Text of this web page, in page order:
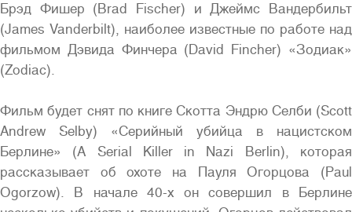
Брэд Фишер (Brad Fischer) и Джеймс Вандербильт
(James Vanderbilt), наиболее известные по работе над
фильмом Дэвида Финчера (David Fincher) «Зодиак»
(Zodiac).
Фильм будет снят по книге Скотта Эндрю Селби (Scott
Andrew Selby) «Серийный убийца в нацистском
Берлине» (A Serial Killer in Nazi Berlin), которая
рассказывает об охоте на Пауля Огорцова (Paul
Ogorzow). В начале 40-х он совершил в Берлине